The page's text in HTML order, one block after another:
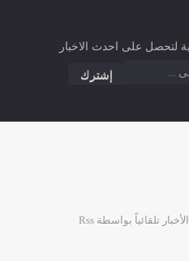
لتحصل على احدث الاخبار